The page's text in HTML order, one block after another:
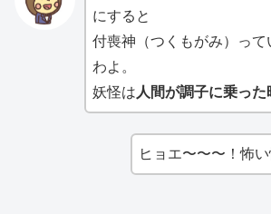
にすると
付喪神（つくもがみ）って
わよ。
妖怪は 人間が調子に乗った
ヒョエ〜〜〜！怖